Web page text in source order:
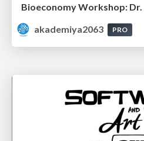
akademiya2063
PRO